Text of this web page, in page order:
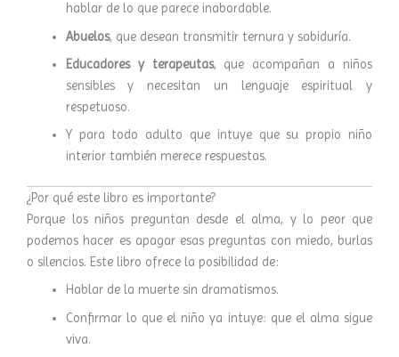
hablar de lo que parece inabordable.
Abuelos, que desean transmitir ternura y sabiduría.
Educadores y terapeutas, que acompañan a niños
sensibles y necesitan un lenguaje espiritual y
respetuoso.
Y para todo adulto que intuye que su propio niño
interior también merece respuestas.
¿Por qué este libro es importante?
Porque los niños preguntan desde el alma, y lo peor que
podemos hacer es apagar esas preguntas con miedo, burlas
o silencios. Este libro ofrece la posibilidad de:
Hablar de la muerte sin dramatismos.
Confirmar lo que el niño ya intuye: que el alma sigue
viva.